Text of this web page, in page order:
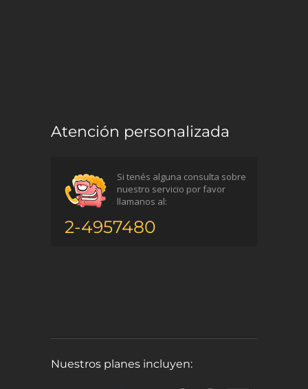
Atención personalizada
Si tenés alguna consulta sobre
nuestro servicio por favor
llamanos al:
2-4957480
Nuestros planes incluyen: